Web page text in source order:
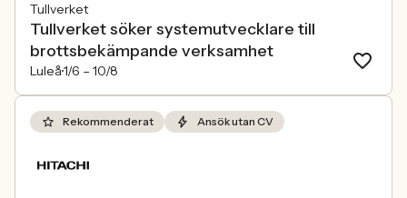
Tullverket
Tullverket söker systemutvecklare till
brottsbekämpande verksamhet
Luleå1/6 – 10/8
Rekommenderat Ansök utan CV